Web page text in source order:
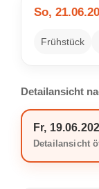
So,
Frühstück
Detailansicht
Fr,
Detailansicht